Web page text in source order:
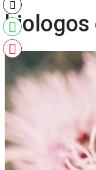
biologos